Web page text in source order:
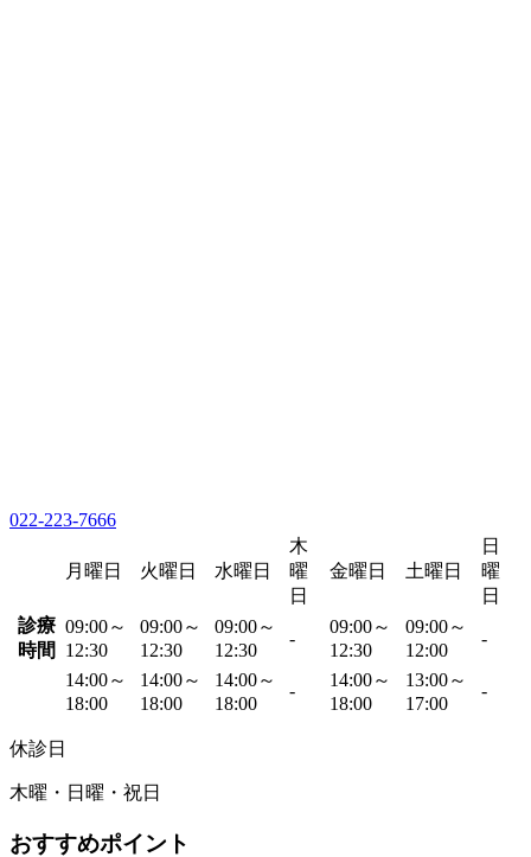
022-223-7666
月曜日 火曜日 水曜日
木
曜
日
金曜日 土曜日
日
曜
日
診療
時間
09:00～
12:30
09:00～
12:30
09:00～
12:30
-
09:00～
12:30
09:00～
12:00
-
14:00～
18:00
14:00～
18:00
14:00～
18:00
-
14:00～
18:00
13:00～
17:00
-
休診日
木曜・日曜・祝日
おすすめポイント